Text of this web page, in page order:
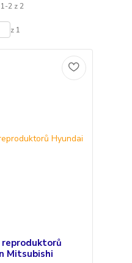
2 z 2
z 1
Mitsubishi